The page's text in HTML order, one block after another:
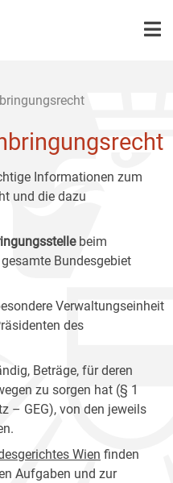
Informationen zum
und die dazu
beim
Bundesgebiet
Verwaltungseinheit
des
Beträge, für deren
zu sorgen hat (§ 1
– GEG), von den jeweils
Wien finden
Aufgaben und zur